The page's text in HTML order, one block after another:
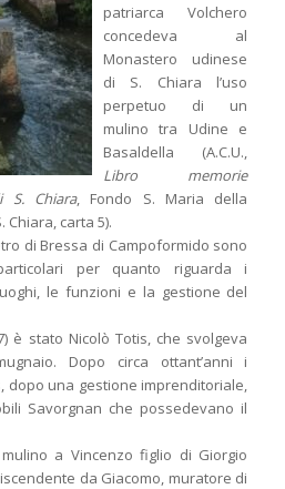
patriarca Volchero
concedeva al
Monastero udinese
di S. Chiara l’uso
perpetuo di un
mulino tra Udine e
Basaldella (A.C.U.,
Libro memorie
S. Chiara, Fondo S. Maria della
Chiara, carta 5).
di Bressa di Campoformido sono
per quanto riguarda i
le funzioni e la gestione del
è stato Nicolò Totis, che svolgeva
Dopo circa ottant’anni i
dopo una gestione imprenditoriale,
Savorgnan che possedevano il
a Vincenzo figlio di Giorgio
da Giacomo, muratore di